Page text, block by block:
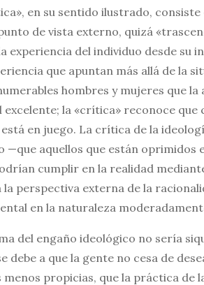
en su sentido ilustrado, consiste
de vista externo, quizá
experiencia del individuo desde su
que apuntan más allá de la
hombres y mujeres que
la «crítica» reconoce
en juego. La crítica de la
—que aquellos que están oprimidos
cumplir en la realidad
la perspectiva externa de la
en la naturaleza
del engaño ideológico no sería
debe a que la gente no cesa de
propicias, que la práctica de